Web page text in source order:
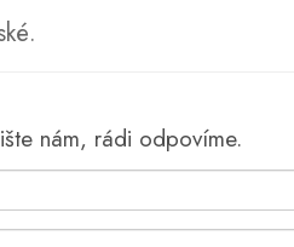
nám, rádi odpovíme.